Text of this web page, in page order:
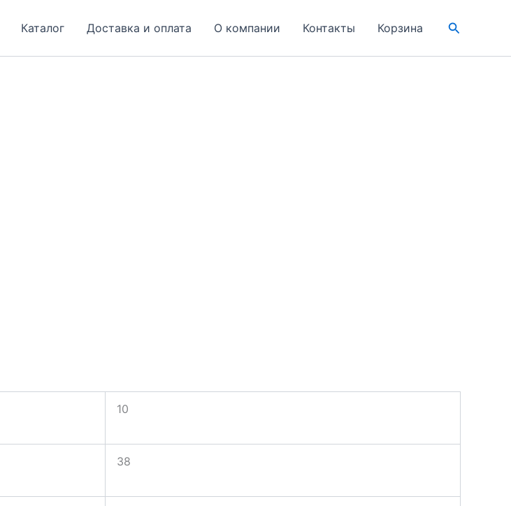
Каталог Доставка и оплата О компании Контакты Корзина Поиск
10
38